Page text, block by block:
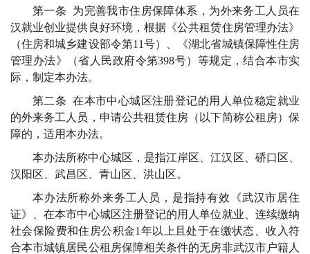
第一条 为完善我市住房保障体系，为外来务工人员在
汉就业创业提供良好环境，根据《公共租赁住房管理办法》
（住房和城乡建设部令第11号）、《湖北省城镇保障性住房
管理办法》（省人民政府令第398号）等规定，结合本市实
际，制定本办法。
第二条 在本市中心城区注册登记的用人单位稳定就业
的外来务工人员，申请公共租赁住房（以下简称公租房）保
障的，适用本办法。
本办法所称中心城区，是指江岸区、江汉区、硚口区、
汉阳区、武昌区、青山区、洪山区。
本办法所称外来务工人员，是指持有效《武汉市居住
证》、在本市中心城区注册登记的用人单位就业、连续缴纳
社会保险费和住房公积金1年以上且处于在缴状态、收入符
合本市城镇居民公租房保障相关条件的无房非武汉市户籍人